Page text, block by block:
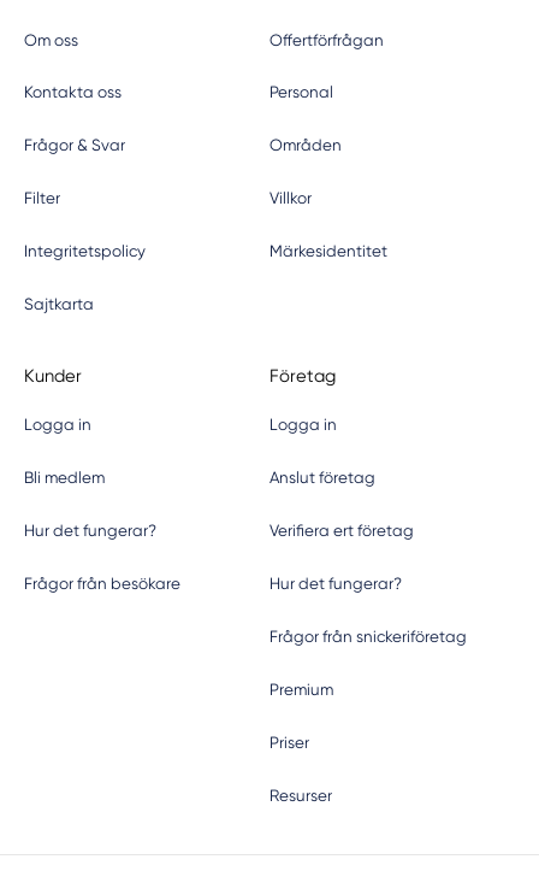
Om oss Offertförfrågan
Kontakta oss Personal
Frågor & Svar Områden
Filter Villkor
Integritetspolicy Märkesidentitet
Sajtkarta
Kunder
Logga in
Bli medlem
Hur det fungerar?
Frågor från besökare
Företag
Logga in
Anslut företag
Verifiera ert företag
Hur det fungerar?
Frågor från snickeriföretag
Premium
Priser
Resurser